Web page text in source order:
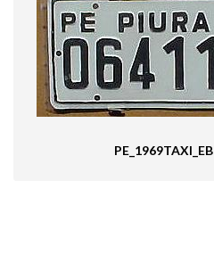
PE_1969TAXI_EB